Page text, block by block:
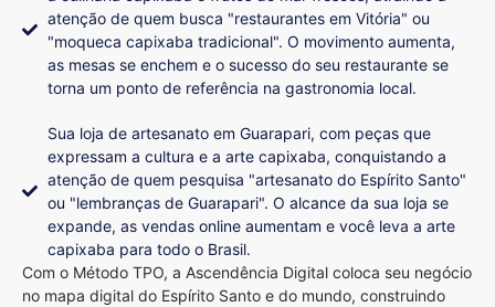
atenção de quem busca "restaurantes em Vitória" ou
"moqueca capixaba tradicional". O movimento aumenta,
as mesas se enchem e o sucesso do seu restaurante se
torna um ponto de referência na gastronomia local.
Sua loja de artesanato em Guarapari, com peças que
expressam a cultura e a arte capixaba, conquistando a
atenção de quem pesquisa "artesanato do Espírito Santo"
ou "lembranças de Guarapari". O alcance da sua loja se
expande, as vendas online aumentam e você leva a arte
capixaba para todo o Brasil.
Com o Método TPO, a Ascendência Digital coloca seu negócio
no mapa digital do Espírito Santo e do mundo, construindo